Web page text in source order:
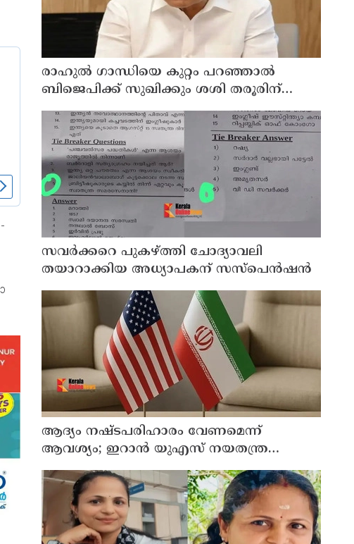
രാഹുല്‍ ഗാന്ധിയെ കുറ്റം പറഞ്ഞാല്‍
ബിജെപിക്ക് സുഖിക്കും ശശി തരൂരിന്
മറുപടിയുമായി കെ സി വേണുഗോപാല്‍
സവര്‍ക്കറെ പുകഴ്ത്തി ചോദ്യാവലി
തയാറാക്കിയ അധ്യാപകന് സസ്‌പെന്‍ഷന്‍
ആദ്യം നഷ്ടപരിഹാരം വേണമെന്ന്
ആവശ്യം; ഇറാന്‍ യുഎസ് നയതന്ത്ര
നീക്കങ്ങളില്‍ അനിശ്ചിതത്വം